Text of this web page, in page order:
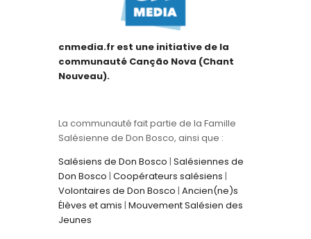
cnmedia.fr est une initiative de la
communauté Canção Nova (Chant
Nouveau).
La communauté fait partie de la Famille
Salésienne de Don Bosco, ainsi que :
Salésiens de Don Bosco | Salésiennes de
Don Bosco | Coopérateurs salésiens |
Volontaires de Don Bosco | Ancien(ne)s
Élèves et amis | Mouvement Salésien des
Jeunes